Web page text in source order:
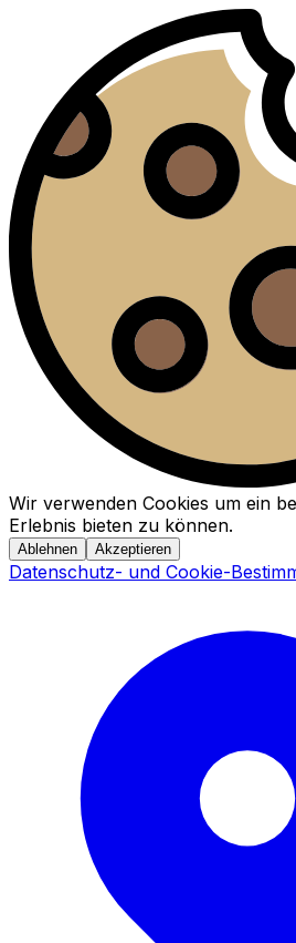
Wir verwenden Cookies um ein
Erlebnis bieten zu können.
Ablehnen Akzeptieren
Datenschutz- und Cookie-